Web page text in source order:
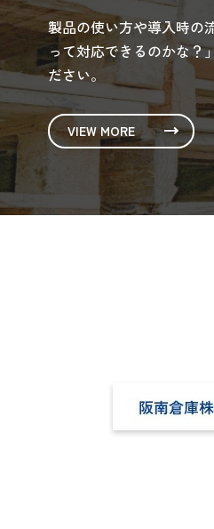
製品の使い方や導入時の
って対応できるのかな？
ださい。
VIEW MORE